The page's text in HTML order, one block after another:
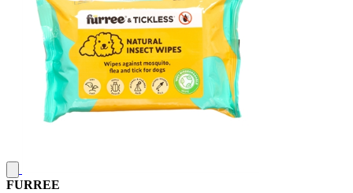
FURREE